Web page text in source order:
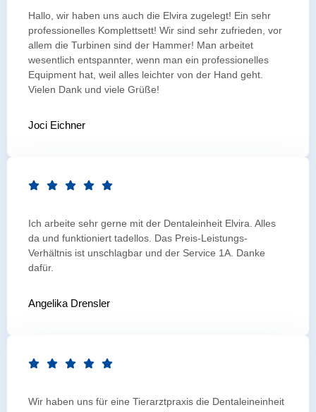
Hallo, wir haben uns auch die Elvira zugelegt! Ein sehr
professionelles Komplettsett! Wir sind sehr zufrieden, vor
allem die Turbinen sind der Hammer! Man arbeitet
wesentlich entspannter, wenn man ein professionelles
Equipment hat, weil alles leichter von der Hand geht.
Vielen Dank und viele Grüße!
Joci Eichner
Ich arbeite sehr gerne mit der Dentaleinheit Elvira. Alles
da und funktioniert tadellos. Das Preis-Leistungs-
Verhältnis ist unschlagbar und der Service 1A. Danke
dafür.
Angelika Drensler
Wir haben uns für eine Tierarztpraxis die Dentaleineinheit